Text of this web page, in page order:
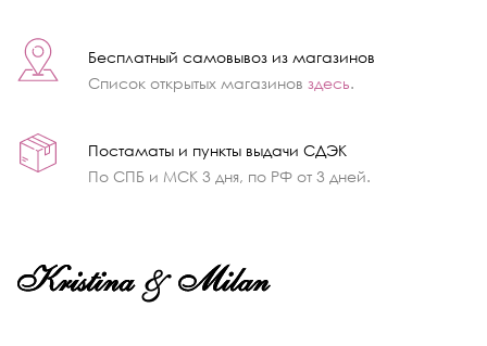
Бесплатный самовывоз из магазинов
Список открытых магазинов здесь.
Постаматы и пункты выдачи СДЭК
По СПБ и МСК 3 дня, по РФ от 3 дней.